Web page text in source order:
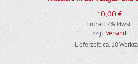
10,00 €
Enthält 7% Mwst.
zzgl.Versand
Lieferzeit: ca. 10